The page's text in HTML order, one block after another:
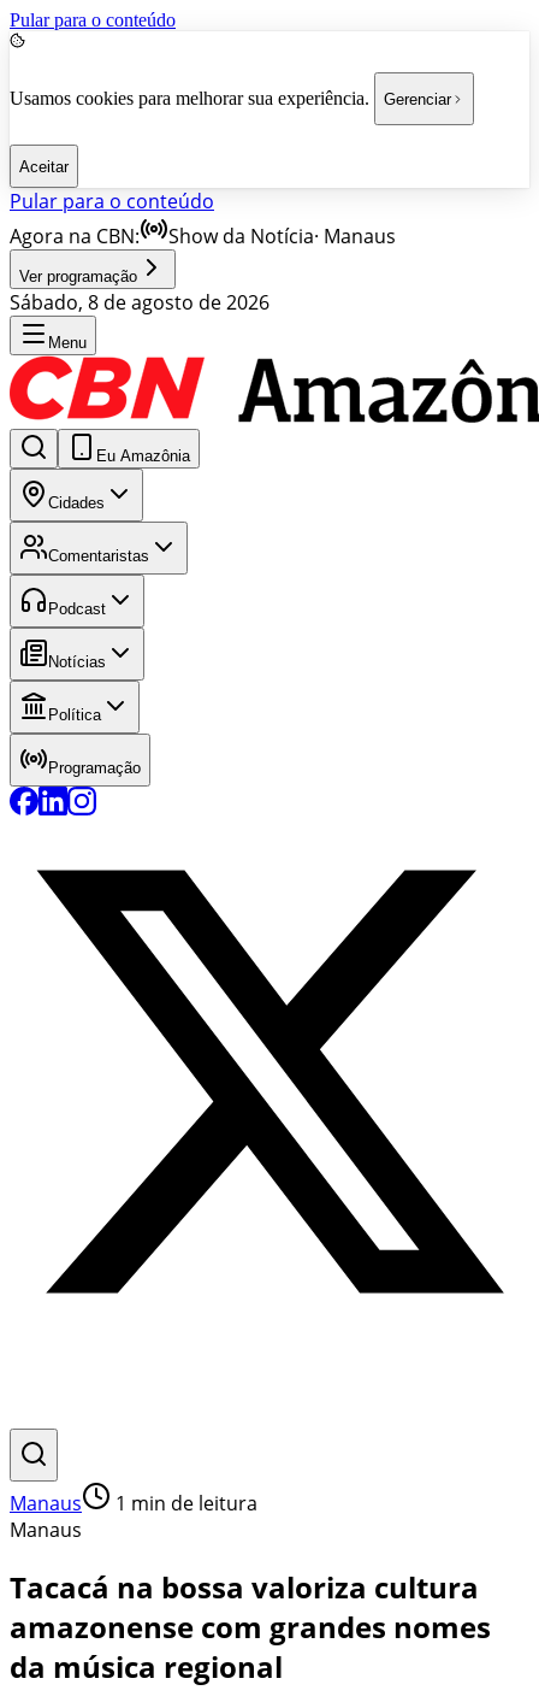
Pular para o conteúdo
Usamos cookies para melhorar sua experiência. Gerenciar
Aceitar
Pular para o conteúdo
Agora na CBN:
Show da Notícia· Manaus
Ver programação
Sábado, 8 de agosto de 2026
Menu
Eu Amazônia
Cidades
Comentaristas
Podcast
Notícias
Política
Programação
Manaus 1 min de leitura
Manaus
Tacacá na bossa valoriza cultura
amazonense com grandes nomes
da música regional